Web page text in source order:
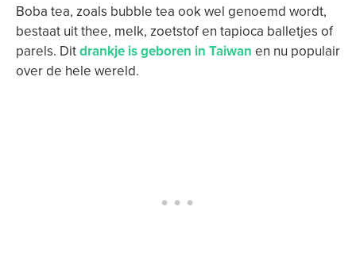
Boba tea, zoals bubble tea ook wel genoemd wordt,
bestaat uit thee, melk, zoetstof en tapioca balletjes of
parels. Ditdrankje is geboren in Taiwan en nu populair
over de hele wereld.